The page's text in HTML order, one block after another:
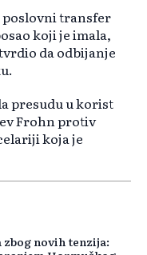
transfer
koji je imala,
da odbijanje
presudu u korist
Frohn protiv
koja je
zbog novih tenzija: